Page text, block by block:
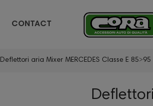
CONTACT
Deflettori aria Mixer MERCEDES Classe E 85˃95